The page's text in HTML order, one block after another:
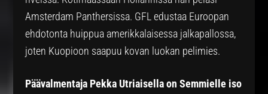
Amsterdam Panthersissa. GFL edustaa Euroopan
ehdotonta huippua amerikkalaisessa jalkapallossa,
joten Kuopioon saapuu kovan luokan pelimies.
Päävalmentaja Pekka Utriaisella on Semmielle iso